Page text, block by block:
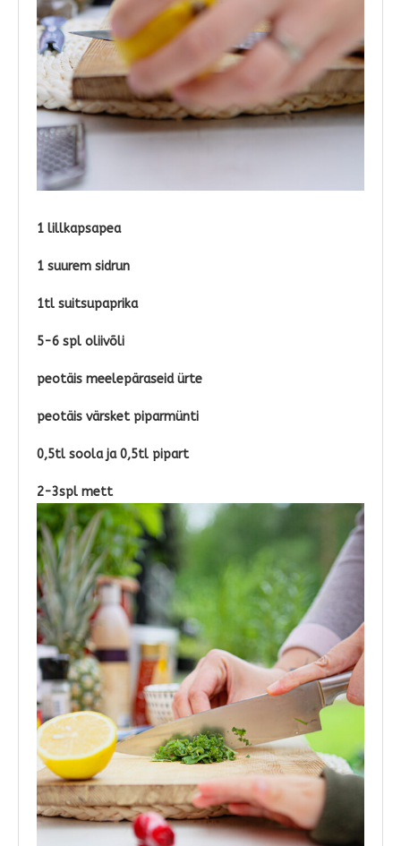
1 lillkapsapea
1 suurem sidrun
1tl suitsupaprika
5-6 spl oliivõli
peotäis meelepäraseid ürte
peotäis värsket piparmünti
0,5tl soola ja 0,5tl pipart
2-3spl mett